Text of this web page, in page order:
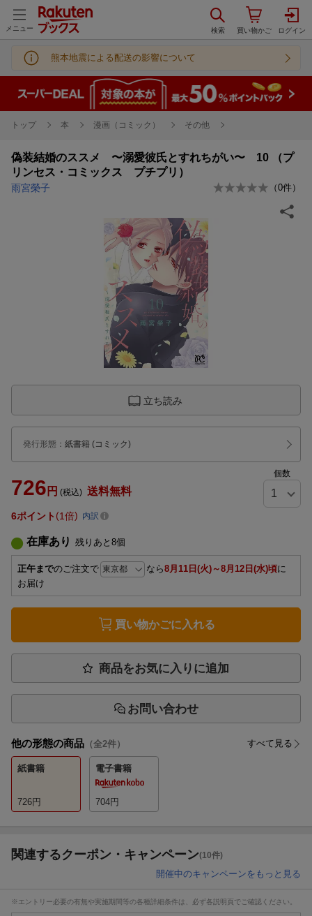
メニュー
熊本地震による配送の影響について
トップ 本 漫画（コミック） その他
偽装結婚のススメ 〜溺愛彼氏とすれちがい〜 10 （プ
リンセス・コミックス プチプリ）
雨宮榮子 （0件）
立ち読み
発行形態 ： 紙書籍 (コミック)
726 円 (税込) 送料無料
個数
6ポイント 1倍 内訳
在庫あり 残りあと 8個
正午までのご注文で なら8月11日(火)～8月12日(水)頃に
お届け
買い物かごに入れる
商品をお気に入りに追加
お問い合わせ
他の形態の商品 （全2件） すべて見る
紙書籍
726円
電子書籍
704円
関連するクーポン・キャンペーン(10件)
開催中のキャンペーンをもっと見る
※エントリー必要の有無や実施期間等の各種詳細条件は、必ず各説明頁でご確認ください。